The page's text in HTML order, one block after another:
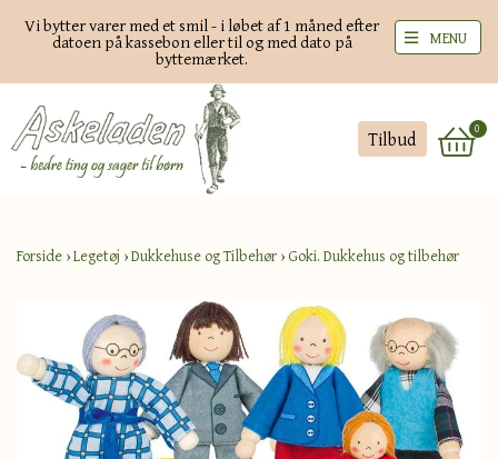
Vi bytter varer med et smil - i løbet af 1 måned efter
datoen på kassebon eller til og med dato på
byttemærket.
Tilbud 0
MENU
Forside ›Legetøj ›Dukkehuse og Tilbehør › Goki. Dukkehus og tilbehør